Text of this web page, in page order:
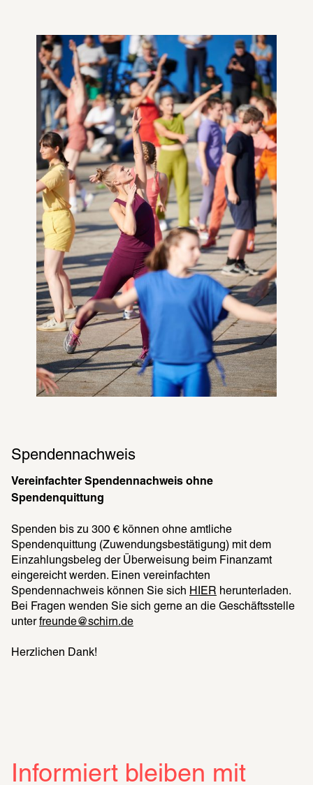
Spendennachweis
Vereinfachter Spendennachweis ohne
Spendenquittung
Spenden bis zu 300 € können ohne amtliche
Spendenquittung (Zuwendungsbestätigung) mit dem
Einzahlungsbeleg der Überweisung beim Finanzamt
eingereicht werden. Einen vereinfachten
Spendennachweis können Sie sich HIER herunterladen.
Bei Fragen wenden Sie sich gerne an die Geschäftsstelle
unter freunde@schirn.de
Herzlichen Dank!
Informiert bleiben mit